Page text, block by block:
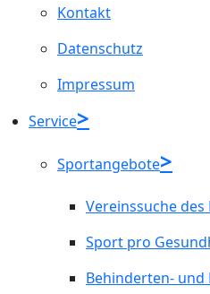
Kontakt
Datenschutz
Impressum
Service
Sportangebote
Vereinssuche des
Sport pro
Behinderten- und